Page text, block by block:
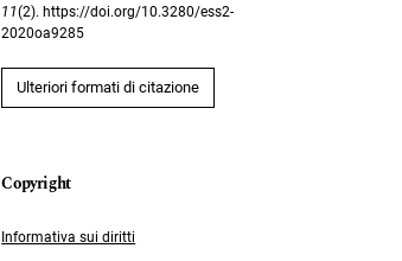
11(2). https://doi.org/10.3280/ess2-
2020oa9285
Ulteriori formati di citazione
Informativa sui diritti